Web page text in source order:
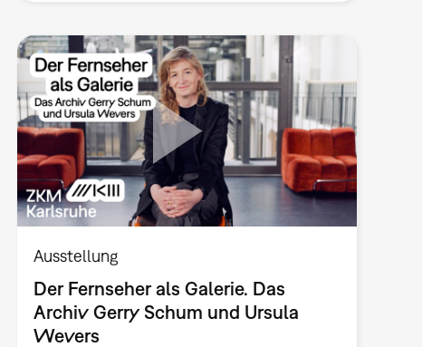
Ausstellung
Der Fernseher als Galerie. Das
Archiv Gerry Schum und Ursula
Wevers